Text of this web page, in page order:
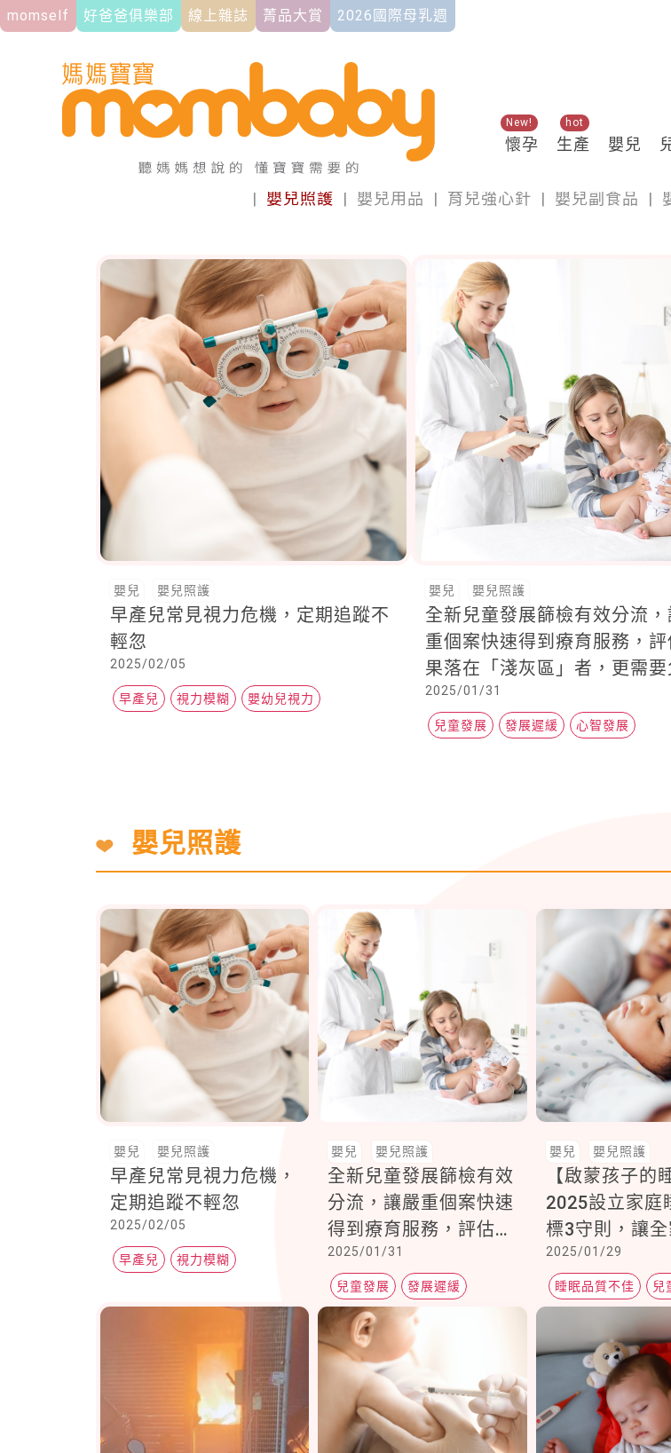
momself 好爸爸俱樂部 線上雜誌 菁品大賞 2026國際母乳週
懷孕
New!
生產
hot
嬰兒
嬰兒
| 嬰兒照護 | 嬰兒用品 | 育兒強心針 | 嬰兒副食品 |
嬰兒 嬰兒照護
早產兒常見視力危機，定期追蹤不
輕忽
2025/02/05
早產兒 視力模糊 嬰幼兒視力
嬰兒 嬰兒照護
全新兒童發展篩檢有效分流，
重個案快速得到療育服務，評
果落在「淺灰區」者，更需要
用心陪伴引導
2025/01/31
兒童發展 發展遲緩 心智發展
嬰兒照護
嬰兒 嬰兒照護
早產兒常見視力危機，
定期追蹤不輕忽
2025/02/05
早產兒 視力模糊
嬰兒 嬰兒照護
全新兒童發展篩檢有效
分流，讓嚴重個案快速
得到療育服務，評估結
果落在「淺灰區」者，
更需要父母用心陪伴引
導
2025/01/31
兒童發展 發展遲緩
心智發展
嬰兒 嬰兒照護
【啟蒙孩子的
2025設立家庭
標3守則，讓全
一夜好眠到天亮
2025/01/29
睡眠品質不佳 兒
嬰幼兒睡眠訓練